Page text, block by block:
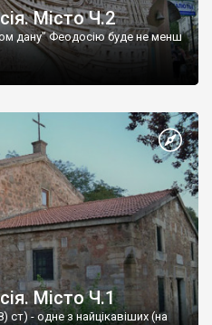
Місто Ч.2
дану" Феодосію буде не менш
Місто Ч.1
ст) - одне з найцікавіших (на